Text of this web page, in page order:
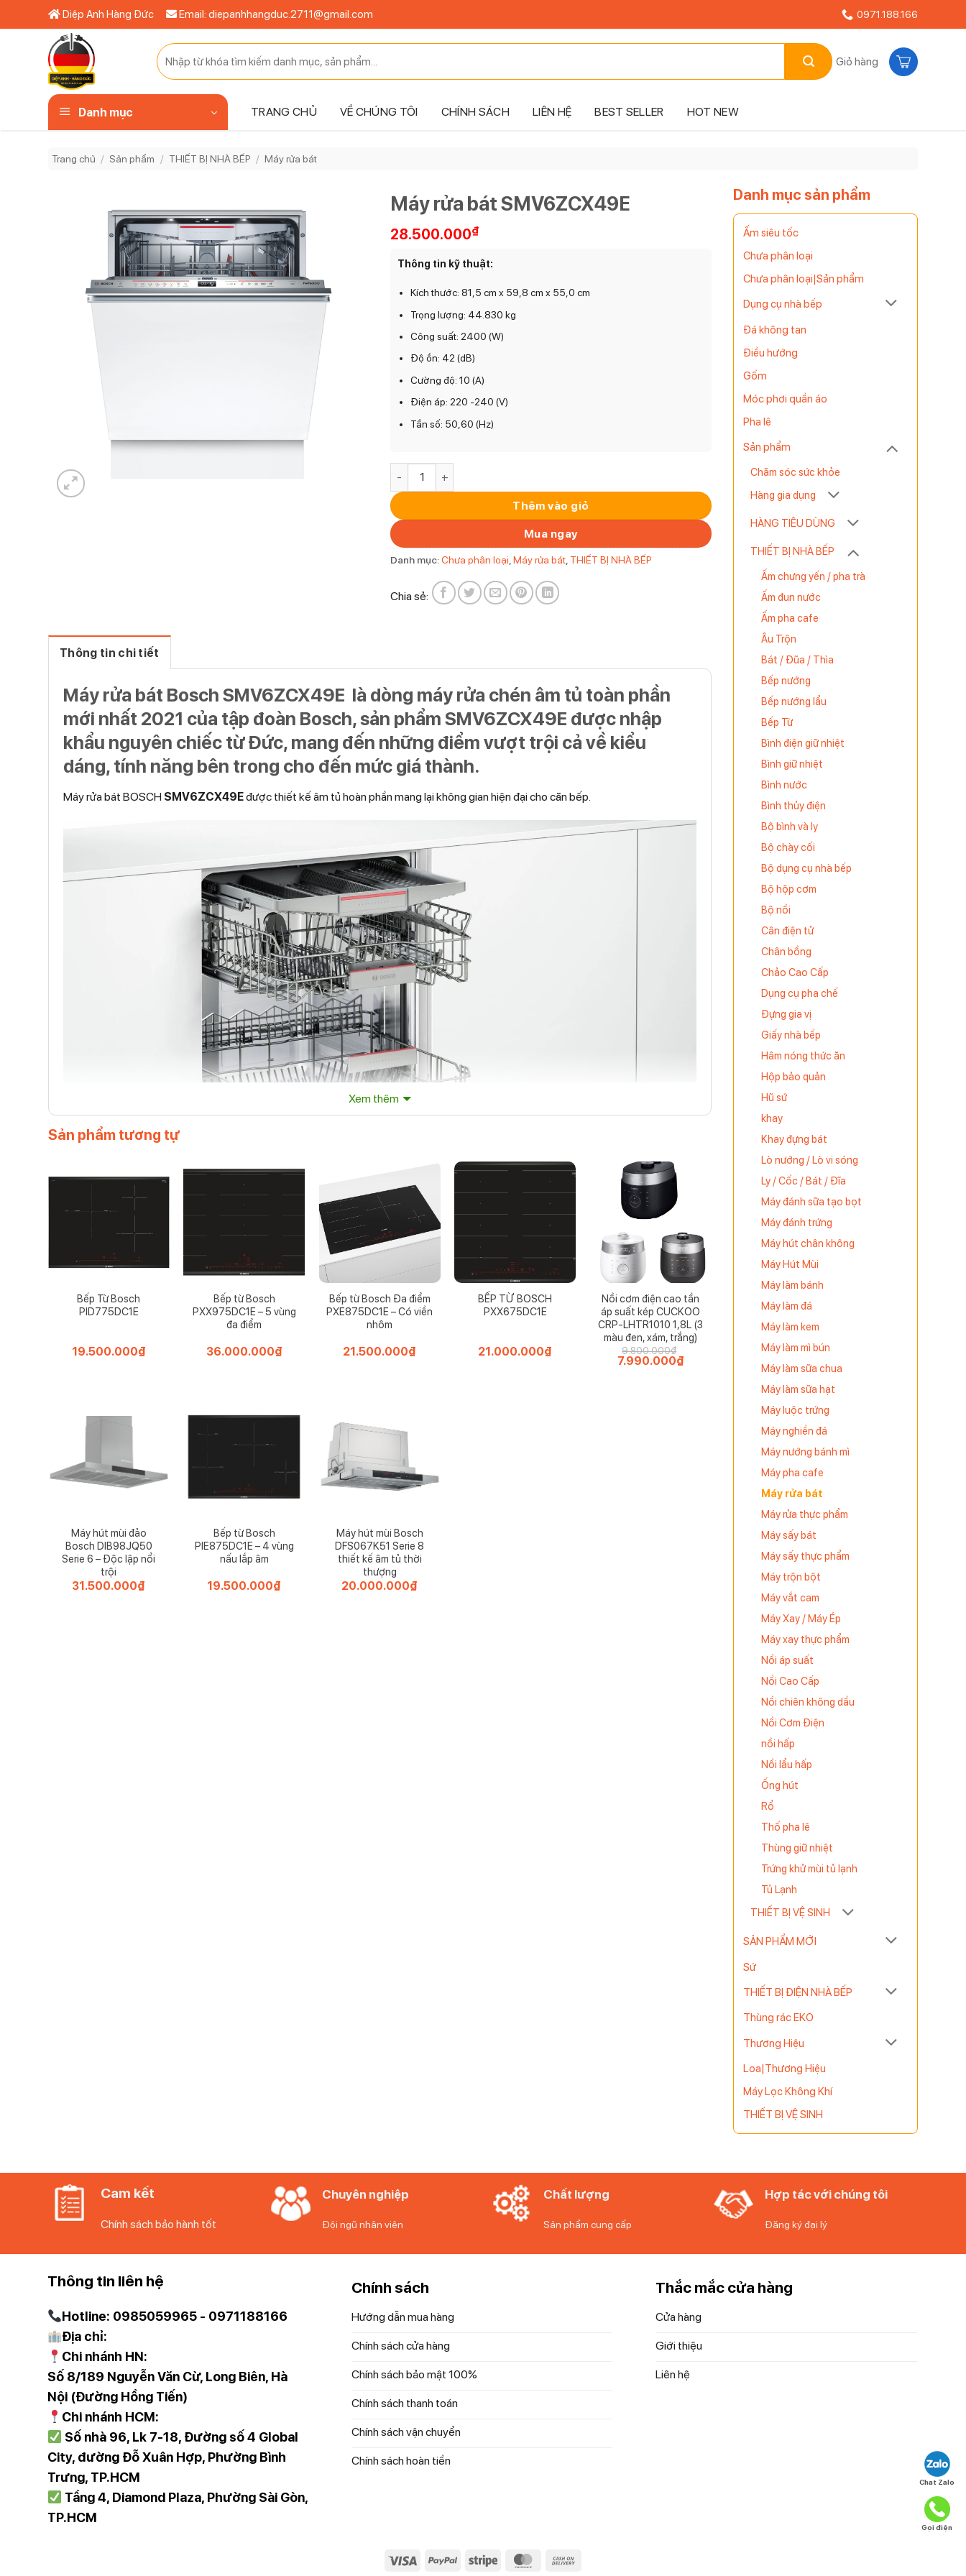
qua
Diệp Anh Hàng Đức Email: diepanhhangduc.2711@gmail.com 0971.188.166
Tìm
kiếm:
Giỏ hàng
Danh mục TRANG CHỦ VỀ CHÚNG TÔI CHÍNH SÁCH LIÊN HỆ BEST SELLER HOT NEW
Trang chủ / Sản phẩm / THIẾT BỊ NHÀ BẾP / Máy rửa bát
Danh mục sản phẩm
Ấm siêu tốc
Chưa phân loại
Chưa phân loại|Sản phẩm
Dụng cụ nhà bếp
Đá không tan
Điều hướng
Gốm
Móc phơi quần áo
Pha lê
Sản phẩm
Chăm sóc sức khỏe
Hàng gia dụng
HÀNG TIÊU DÙNG
THIẾT BỊ NHÀ BẾP
Ấm chưng yến / pha trà
Ấm đun nước
Ấm pha cafe
Âu Trộn
Bát / Đũa / Thìa
Bếp nướng
Bếp nướng lẩu
Bếp Từ
Bình điện giữ nhiệt
Bình giữ nhiệt
Bình nước
Bình thủy điện
Bộ bình và ly
Bộ chày cối
Bộ dụng cụ nhà bếp
Bộ hộp cơm
Bộ nồi
Cân điện tử
Chân bồng
Chảo Cao Cấp
Dụng cụ pha chế
Đựng gia vị
Giấy nhà bếp
Hâm nóng thức ăn
Hộp bảo quản
Hũ sứ
khay
Khay đựng bát
Lò nướng / Lò vi sóng
Ly / Cốc / Bát / Đĩa
Máy đánh sữa tạo bọt
Máy đánh trứng
Máy hút chân không
Máy Hút Mùi
Máy làm bánh
Máy làm đá
Máy làm kem
Máy làm mì bún
Máy làm sữa chua
Máy làm sữa hạt
Máy luộc trứng
Máy nghiền đá
Máy nướng bánh mì
Máy pha cafe
Máy rửa bát
Máy rửa thực phẩm
Máy sấy bát
Máy sấy thực phẩm
Máy trộn bột
Máy vắt cam
Máy Xay / Máy Ép
Máy xay thực phẩm
Nồi áp suất
Nồi Cao Cấp
Nồi chiên không dầu
Nồi Cơm Điện
nồi hấp
Nồi lẩu hấp
Ống hút
Rổ
Thố pha lê
Thùng giữ nhiệt
Trứng khử mùi tủ lạnh
Tủ Lạnh
THIẾT BỊ VỆ SINH
SẢN PHẨM MỚI
Sứ
THIẾT BỊ ĐIỆN NHÀ BẾP
Thùng rác EKO
Thương Hiệu
Loa|Thương Hiệu
Máy Lọc Không Khí
THIẾT BỊ VỆ SINH
Máy rửa bát SMV6ZCX49E
28.500.000₫
Thông tin kỹ thuật:
Kích thước: 81,5 cm x 59,8 cm x 55,0 cm
Trọng lượng: 44.830 kg
Công suất: 2400 (W)
Độ ồn: 42 (dB)
Cường độ: 10 (A)
Điện áp: 220 -240 (V)
Tần số: 50,60 (Hz)
Máy rửa bát SMV6ZCX49E số lượng
Thêm vào giỏ
Mua ngay
Danh mục:Chưa phân loại ,Máy rửa bát THIẾT BỊ NHÀ BẾP
Chia sẻ:
Thông tin chi tiết
Máy rửa bát Bosch SMV6ZCX49E là dòng máy rửa chén âm tủ toàn phần
mới nhất 2021 của tập đoàn Bosch, sản phẩm SMV6ZCX49E được nhập
khẩu nguyên chiếc từ Đức, mang đến những điểm vượt trội cả về kiểu
dáng, tính năng bên trong cho đến mức giá thành.
Máy rửa bát BOSCH SMV6ZCX49Eđược thiết kế âm tủ hoàn phần mang lại không gian hiện đại cho căn bếp.
Máy được trang bị 6 chương trình rửa tiện lợi cho người sử dụng có thể dễ dàng điều chỉnh chương trình phù hợp với mục đích của
Hệ thống giỏ VarioFlex Pro với ngăn kéo Vario3 Pro: điều chỉnh mức rửa cả 3 tầng với tải trọng cho phép. Ngăn kéo Vario mở rộng,
mức tải thứ ba. Rổ đựng linh hoạt với kích cỡ siêu lớn xếp bát đĩa có thể kéo rời ra ngoài thuận tiện khi sử dụng giúp khi máy hoạt
động không làm sứt mẻ bát đĩa. Đây là nơi lý tưởng cho dao kéo và đồ dùng nhà bếp nhỏ
Hệ thống điều chỉnh vị trí rổ trên, RackMatic 3 tầng, được thiết kế để phù hợp với nội thất theo nhu cầu hiện tại. Hệ thống cho phép
Chức năng VarioSpeed Plus: kích hoạt chức năng này thiết bị sẽ rửa sạch sẽ trong thời gian ngắn nhất có thể. Máy rửa chén làm
tăng lượng nước bên trong và áp lực thoát nước để loại bỏ bụi bẩn sâu hơn. Với một nút nhấn, bạn sẽ giảm thời gian rửa lên đến 66%.
Xem thêm
Sản phẩm tương tự
Bếp Từ Bosch
PID775DC1E
19.500.000₫
Bếp từ Bosch
PXX975DC1E – 5 vùng
đa điểm
36.000.000₫
Bếp từ Bosch Đa điểm
PXE875DC1E – Có viền
nhôm
21.500.000₫
BẾP TỪ BOSCH
PXX675DC1E
21.000.000₫
Nồi cơm điện cao tần
áp suất kép CUCKOO
CRP-LHTR1010 1,8L (3
màu đen, xám, trắng)
9.800.000₫
Giá
7.990.000₫Giá
Máy hút mùi đảo
Bosch DIB98JQ50
Serie 6 – Độc lập nổi
trội
31.500.000₫
Bếp từ Bosch
PIE875DC1E – 4 vùng
nấu lắp âm
19.500.000₫
Máy hút mùi Bosch
DFS067K51 Serie 8
thiết kế âm tủ thời
thượng
20.000.000₫
Cam kết
Chính sách bảo hành tốt
Chuyên nghiệp
Đội ngũ nhân viên
Chất lượng
Sản phẩm cung cấp
Hợp tác với chúng tôi
Đăng ký đại lý
Thông tin liên hệ
Hotline: 0985059965 - 0971188166
Địa chỉ:
Chi nhánh HN:
Số 8/189 Nguyễn Văn Cừ, Long Biên, Hà
Nội (Đường Hồng Tiến)
Chi nhánh HCM:
Số nhà 96, Lk 7-18, Đường số 4 Global
City, đường Đỗ Xuân Hợp, Phường Bình
Trưng, TP.HCM
Tầng 4, Diamond Plaza, Phường Sài Gòn,
TP.HCM
Chính sách
Hướng dẫn mua hàng
Chính sách cửa hàng
Chính sách bảo mật 100%
Chính sách thanh toán
Chính sách vận chuyển
Chính sách hoàn tiền
Thắc mắc cửa hàng
Cửa hàng
Giới thiệu
Liên hệ
Visa PayPal Stripe MasterCard
Chat Zalo
Gọi điện